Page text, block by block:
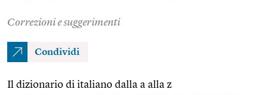
Correzioni e suggerimenti
Condividi
Il dizionario di italiano dalla a alla z